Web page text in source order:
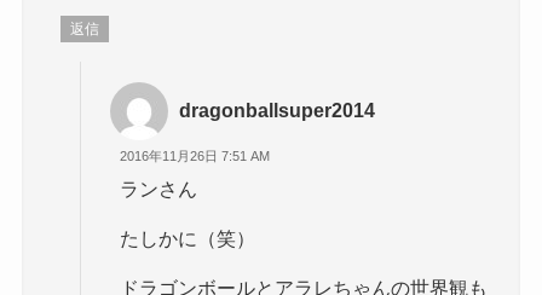
返信
dragonballsuper2014
2016年11月26日 7:51 AM
ランさん
たしかに（笑）
ドラゴンボールとアラレちゃんの世界観も